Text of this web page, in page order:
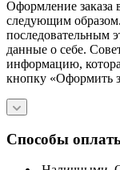
Оформление заказа
следующим
последовательным
данные о себе.
информацию,
кнопку «Оформить
Способы